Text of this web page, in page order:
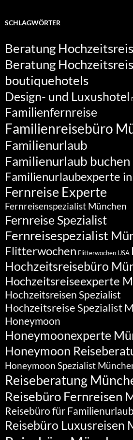
SCHLAGWÖRTER
Beratung
Beratung
boutiquehotels
Design- und Luxushotel
Familienfernreise
Familienreisebüro
Familienurlaub
Familienurlaub
Familienurlaubexperte
Fernreise Experte
Fernreisenspezialist München
Fernreise Spezialist
Fernreisespezialist
Flitterwochen Flitterwochen USA
Hochzeitsreisebüro
Hochzeitsreiseexperte
Hochzeitsreisen Spezialist
Hochzeitsreise Spezialist
Honeymoon
Honeymoonexperte
Honeymoon
Honeymoon Spezialist
Reiseberatung
Reisebüro Fernreisen
Reisebüro für Familienurlaub
Reisebüro Luxusreisen